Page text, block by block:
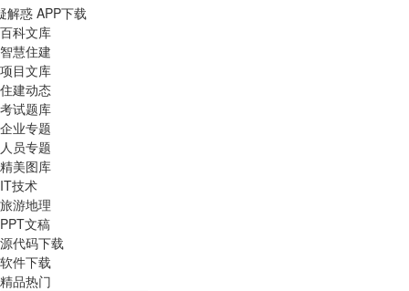
解惑 APP下载
百科文库
智慧住建
项目文库
住建动态
考试题库
企业专题
人员专题
精美图库
IT技术
旅游地理
PPT文稿
源代码下载
软件下载
精品热门